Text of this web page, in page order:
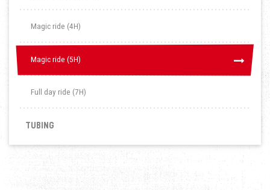
Magic ride (4H)
Magic ride (5H)
Magic ride (5H)
Full day ride (7H)
TUBING